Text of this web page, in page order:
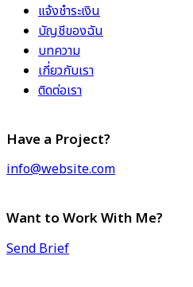
แจ้งชำระเงิน
บัญชีของฉัน
บทความ
เกี่ยวกับเรา
ติดต่อเรา
Have a Project?
info@website.com
Want to Work With Me?
Send Brief